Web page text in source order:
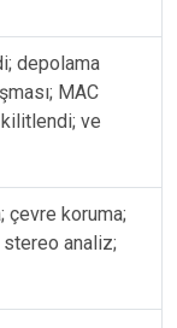
depolama
MAC
kilitlendi; ve
çevre koruma;
stereo analiz;